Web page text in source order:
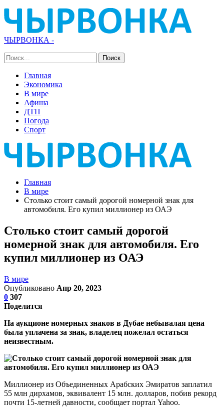
ЧЫРВОНКА -
Главная
Экономика
В мире
Афиша
ДТП
Погода
Спорт
Главная
В мире
Столько стоит самый дорогой номерной знак для
автомобиля. Его купил миллионер из ОАЭ
Столько стоит самый дорогой
номерной знак для автомобиля. Его
купил миллионер из ОАЭ
В мире
Опубликовано Апр 20, 2023
0 307
Поделится
На аукционе номерных знаков в Дубае небывалая цена
была уплачена за знак, владелец пожелал остаться
неизвестным.
Миллионер из Объединенных Арабских Эмиратов заплатил
55 млн дирхамов, эквивалент 15 млн. долларов, побив рекорд
почти 15-летней давности, сообщает портал Yahoo.